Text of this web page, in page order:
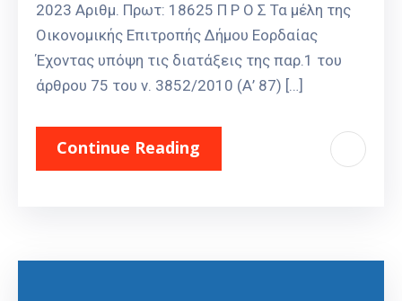
2023 Αριθμ. Πρωτ: 18625 Π Ρ Ο Σ Τα μέλη της
Οικονομικής Επιτροπής Δήμου Εορδαίας
Έχοντας υπόψη τις διατάξεις της παρ.1 του
άρθρου 75 του ν. 3852/2010 (Α’ 87) […]
Continue Reading